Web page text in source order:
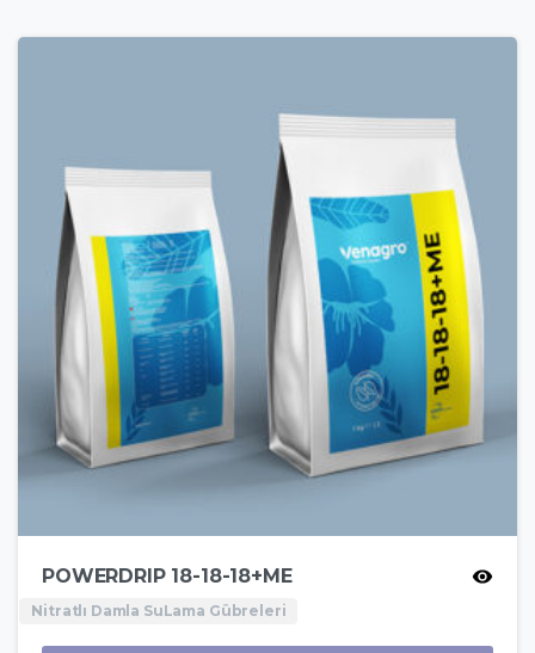
POWERDRIP 18-18-18+ME
Nitratlı Damla SuLama Gübreleri